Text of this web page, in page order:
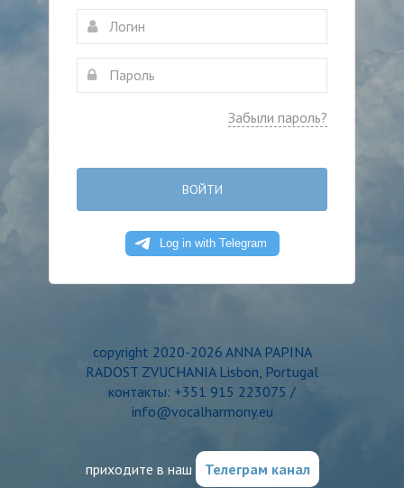
Забыли пароль?
ВОЙТИ
copyright 2020-2026 ANNA PAPINA
RADOST ZVUCHANIA Lisbon, Portugal
контакты: +351 915 223075 /
info@vocalharmony.eu
приходите в наш Телеграм канал